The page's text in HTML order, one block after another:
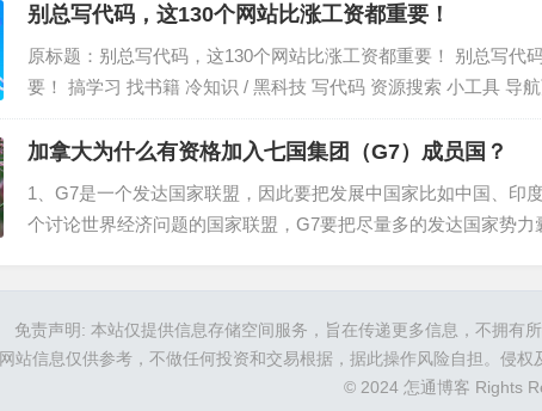
时道路...
别总写代码，这130个网站比涨工资都重要！
原标题：别总写代码，这130个网站比涨工资都重要！ 别总写代
要！ 搞学习 找书籍 冷知识 / 黑科技 写代码 资源搜索 小工具 导
加拿大为什么有资格加入七国集团（G7）成员国？
1、G7是一个发达国家联盟，因此要把发展中国家比如中国、印
个讨论世界经济问题的国家联盟，G7要把尽量多的发达国家势
免责声明: 本站仅提供信息存储空间服务，旨在传递更多信息，不拥有
网站信息仅供参考，不做任何投资和交易根据，据此操作风险自担。侵
© 2024 怎通博客 Rights